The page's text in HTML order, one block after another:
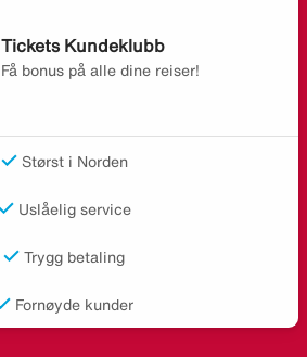
Tickets Kundeklubb
Få bonus på alle dine reiser!
Størst i Norden
Uslåelig service
Trygg betaling
Fornøyde kunder